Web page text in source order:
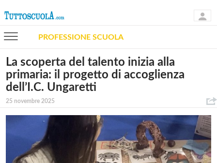
PROFESSIONE SCUOLA
La scoperta del talento inizia alla
primaria: il progetto di accoglienza
dell’I.C. Ungaretti
25 novembre 2025